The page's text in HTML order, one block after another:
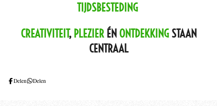
TIJDSBESTEDING
CREATIVITEIT, PLEZIER ÉN ONTDEKKING STAAN
CENTRAAL
Delen Delen